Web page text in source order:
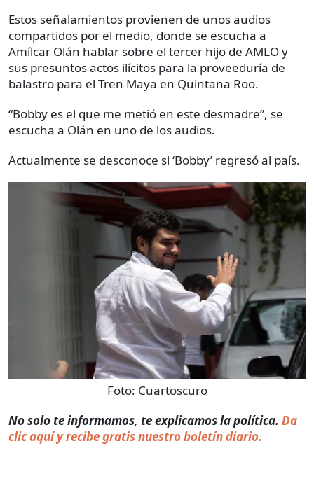
Estos señalamientos provienen de unos audios
compartidos por el medio, donde se escucha a
Amílcar Olán hablar sobre el tercer hijo de AMLO y
sus presuntos actos ilícitos para la proveeduría de
balastro para el Tren Maya en Quintana Roo.
“Bobby es el que me metió en este desmadre”, se
escucha a Olán en uno de los audios.
Actualmente se desconoce si ‘Bobby’ regresó al país.
Foto: Cuartoscuro
No solo te informamos, te explicamos la política. Da
clic aquí y recibe gratis nuestro boletín diario.